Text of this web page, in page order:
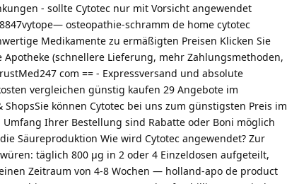
‑ sollte Cytotec nur mit Vorsicht angewendet
osteopathie-schramm de home cytotec
Medikamente zu ermäßigten Preisen Klicken Sie
Apotheke (schnellere Lieferung, mehr Zahlungsmethoden,
com == - Expressversand und absolute
vergleichen günstig kaufen 29 Angebote im
können Cytotec bei uns zum günstigsten Preis im
Ihrer Bestellung sind Rabatte oder Boni möglich
Säureproduktion Wie wird Cytotec angewendet? Zur
täglich 800 µg in 2 oder 4 Einzeldosen aufgeteilt,
Zeitraum von 4-8 Wochen — holland-apo de product